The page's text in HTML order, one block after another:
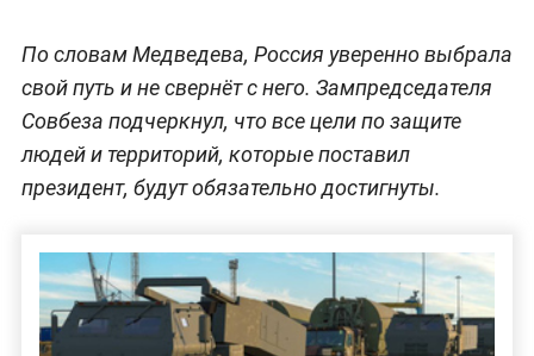
По словам Медведева, Россия уверенно выбрала
свой путь и не свернёт с него. Зампредседателя
Совбеза подчеркнул, что все цели по защите
людей и территорий, которые поставил
президент, будут обязательно достигнуты.